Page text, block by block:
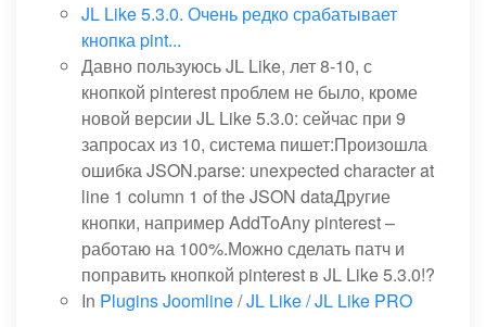
JL Like 5.3.0. Очень редко срабатывает
кнопка pint...
Давно пользуюсь JL Like, лет 8-10, с
кнопкой pinterest проблем не было, кроме
новой версии JL Like 5.3.0: сейчас при 9
запросах из 10, система пишет:Произошла
ошибка JSON.parse: unexpected character at
line 1 column 1 of the JSON dataДругие
кнопки, например AddToAny pinterest –
работаю на 100%.Можно сделать патч и
поправить кнопкой pinterest в JL Like 5.3.0!?
In Plugins Joomline/JL Like / JL Like PRO